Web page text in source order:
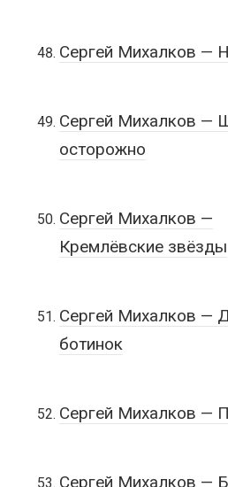
Сергей Михалков —
Сергей Михалков —
осторожно
Сергей Михалков —
Кремлёвские звёзды
Сергей Михалков —
ботинок
Сергей Михалков —
Сергей Михалков —